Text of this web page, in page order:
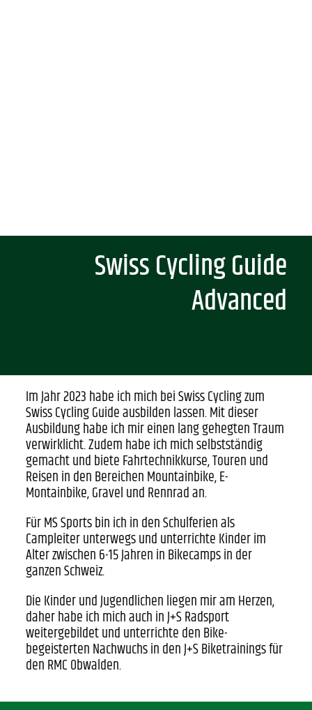
Swiss Cycling Guide
Advanced
Im Jahr 2023 habe ich mich bei Swiss Cycling zum
Swiss Cycling Guide ausbilden lassen. Mit dieser
Ausbildung habe ich mir einen lang gehegten Traum
verwirklicht. Zudem habe ich mich selbstständig
gemacht und biete Fahrtechnikkurse, Touren und
Reisen in den Bereichen Mountainbike, E-
Montainbike, Gravel und Rennrad an.
Für MS Sports bin ich in den Schulferien als
Campleiter unterwegs und unterrichte Kinder im
Alter zwischen 6-15 Jahren in Bikecamps in der
ganzen Schweiz.
Die Kinder und Jugendlichen liegen mir am Herzen,
daher habe ich mich auch in J+S Radsport
weitergebildet und unterrichte den Bike-
begeisterten Nachwuchs in den J+S Biketrainings für
den RMC Obwalden.